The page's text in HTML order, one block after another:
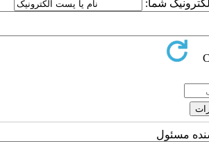
شما:
مسئول